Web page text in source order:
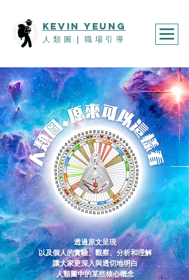
KEVIn YEUNG
人類圖 職場引導
透過原文呈現
以及個人的實驗、觀察、分析和理解
讓大家更深入與透切地明白
人類圖中的某些核心概念